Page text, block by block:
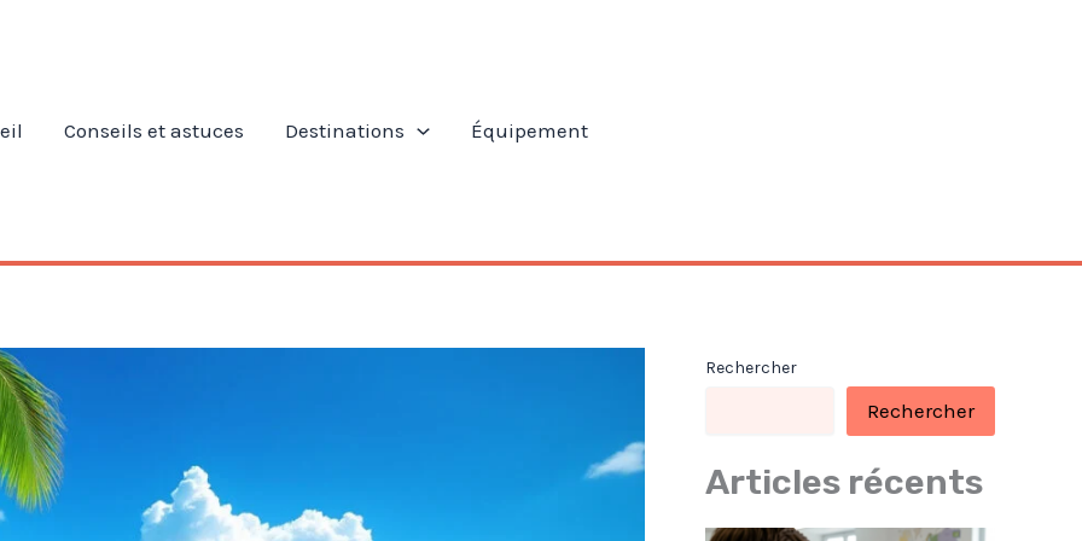
Conseils et astuces Destinations Équipement
Rechercher
Rechercher
Articles récents